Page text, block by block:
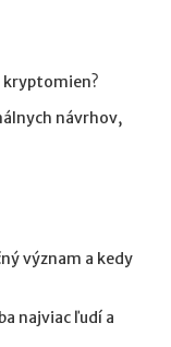
návrhov,
význam a kedy
najviac ľudí a